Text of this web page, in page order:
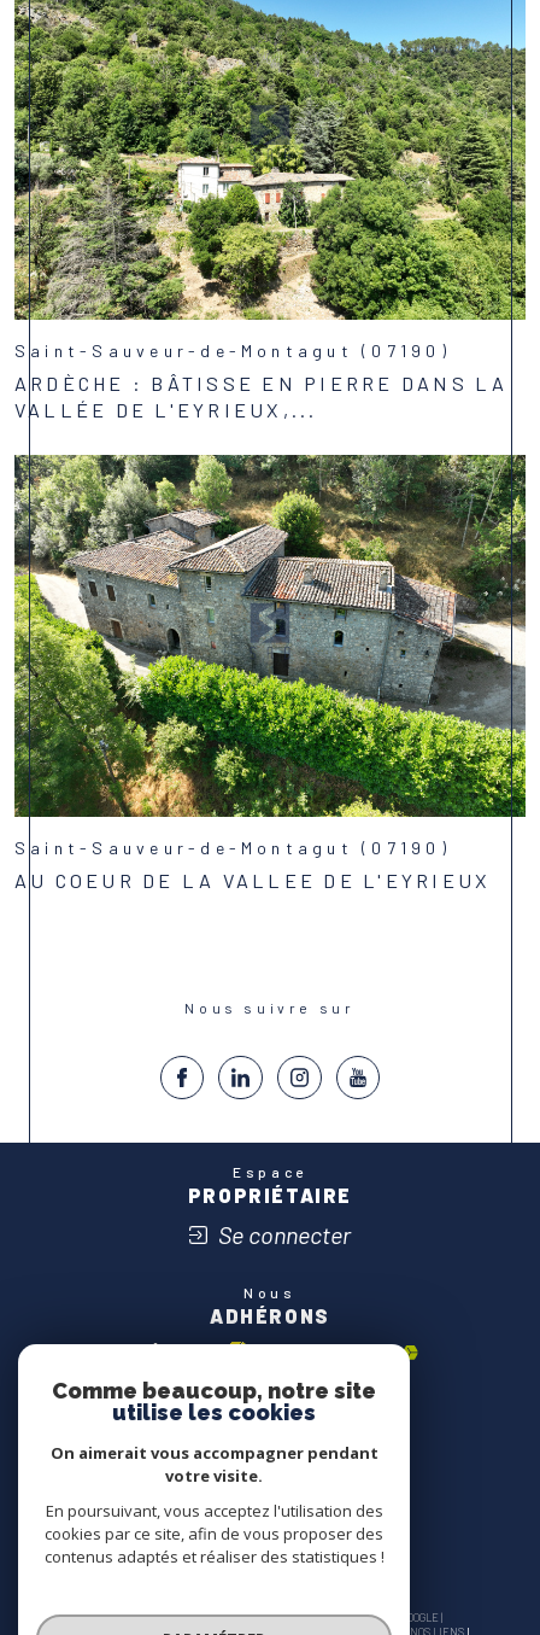
Saint-Sauveur-de-Montagut (07190)
ARDÈCHE : BÂTISSE EN PIERRE DANS LA
VALLÉE DE L'EYRIEUX,...
Saint-Sauveur-de-Montagut (07190)
AU COEUR DE LA VALLEE DE L'EYRIEUX
Nous suivre sur
Espace
PROPRIÉTAIRE
Se connecter
Nous
ADHÉRONS
© 2026 | TOUS DROITS RÉSERVÉS | TRADUCTION POWERED BY GOOGLE |
PLAN DU SITE MENTIONS LÉGALES ADMIN NOS LIENS
Comme beaucoup, notre site
utilise les cookies
On aimerait vous accompagner pendant
votre visite.
En poursuivant, vous acceptez l'utilisation des
cookies par ce site, afin de vous proposer des
contenus adaptés et réaliser des statistiques !